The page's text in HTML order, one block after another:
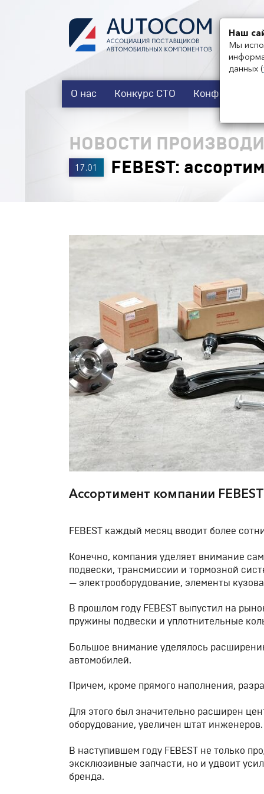
О нас Конкурс СТО Конференции
НОВОСТИ
17.01 FEBEST:
Ассортимент компании
FEBEST каждый месяц вводит более
Конечно, компания уделяет внимание
подвески, трансмиссии и тормозной
— электрооборудование, элементы
В прошлом году FEBEST выпустил на
пружины подвески и уплотнительные
Большое внимание уделялось
автомобилей.
Причем, кроме прямого наполнения,
Для этого был значительно расширен
оборудование, увеличен штат инженеров.
В наступившем году FEBEST не только
эксклюзивные запчасти, но и удвоит
бренда.
Наш
Мы
данных (